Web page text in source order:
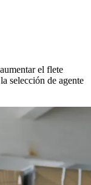
el flete
selección de agente